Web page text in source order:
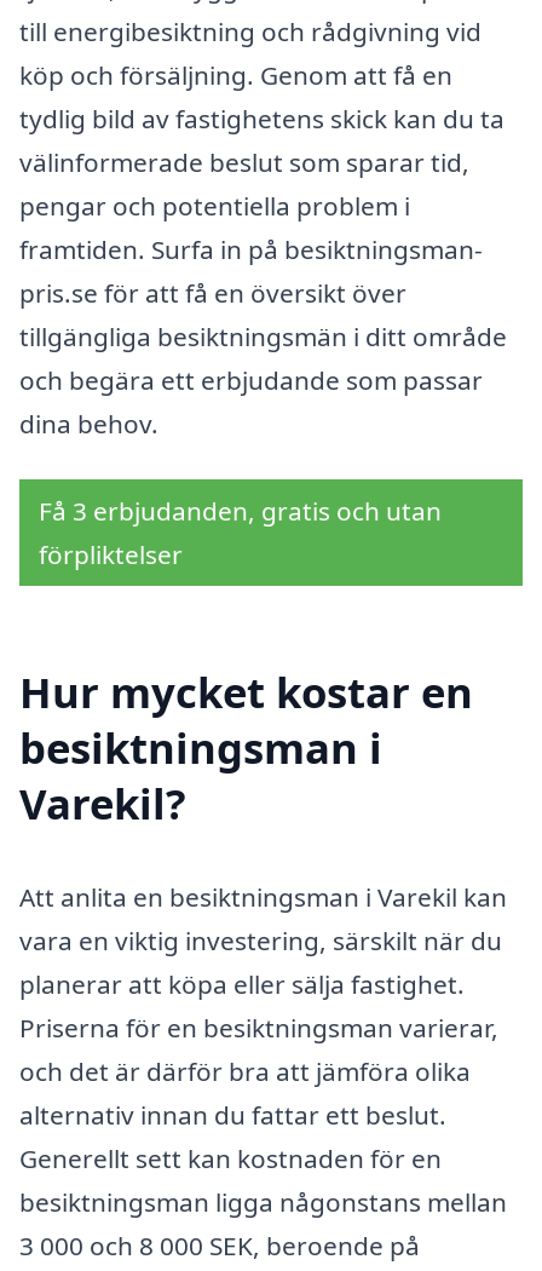
till energibesiktning och rådgivning vid
köp och försäljning. Genom att få en
tydlig bild av fastighetens skick kan du ta
välinformerade beslut som sparar tid,
pengar och potentiella problem i
framtiden. Surfa in på besiktningsman-
pris.se för att få en översikt över
tillgängliga besiktningsmän i ditt område
och begära ett erbjudande som passar
dina behov.
Få 3 erbjudanden, gratis och utan
förpliktelser
Hur mycket kostar en
besiktningsman i
Varekil?
Att anlita en besiktningsman i Varekil kan
vara en viktig investering, särskilt när du
planerar att köpa eller sälja fastighet.
Priserna för en besiktningsman varierar,
och det är därför bra att jämföra olika
alternativ innan du fattar ett beslut.
Generellt sett kan kostnaden för en
besiktningsman ligga någonstans mellan
3 000 och 8 000 SEK, beroende på